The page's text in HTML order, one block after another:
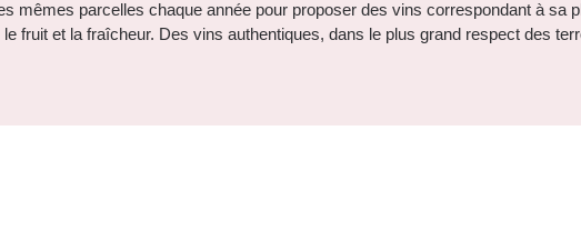
mêmes parcelles chaque année pour proposer des vins correspondant à sa
le fruit et la fraîcheur. Des vins authentiques, dans le plus grand respect des